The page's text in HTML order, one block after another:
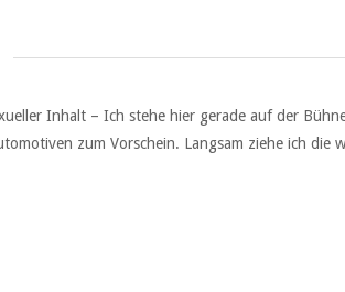
Inhalt – Ich stehe hier gerade auf der
zum Vorschein. Langsam ziehe ich die